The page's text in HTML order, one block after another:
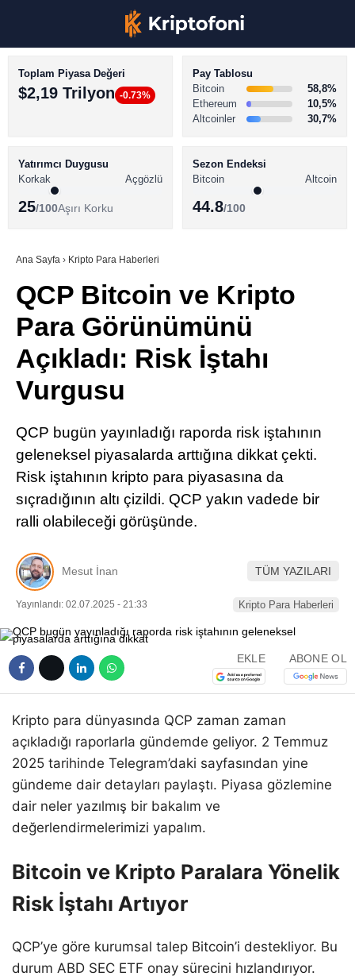
Youtube
TikTok
Telegram
BİTCOİN HABERLERİ
ALTCOİN HABERLERİ
SÖZLÜK
Toplam Piyasa Değeri
$2,19 Trilyon -0.73%
Pay Tablosu
Bitcoin
58,8%
Ethereum
10,5%
Altcoinler
30,7%
Yatırımcı Duygusu
Korkak
Açgözlü
25/100Aşırı Korku
Sezon Endeksi
Bitcoin
Altcoin
44.8/100
Ana Sayfa › Kripto Para Haberleri
QCP Bitcoin ve Kripto
Para Görünümünü
Açıkladı: Risk İştahı
Vurgusu
QCP bugün yayınladığı raporda risk iştahının
geleneksel piyasalarda arttığına dikkat çekti.
Risk iştahının kripto para piyasasına da
sıçradığının altı çizildi. QCP yakın vadede bir
ralli olabileceği görüşünde.
Mesut İnan TÜM YAZILARI
Yayınlandı: 02.07.2025 - 21:33 Kripto Para Haberleri
EKLE ABONE OL
Kripto para dünyasında QCP zaman zaman
açıkladığı raporlarla gündemde geliyor. 2 Temmuz
2025 tarihinde Telegram’daki sayfasından yine
gündeme dair detayları paylaştı. Piyasa gözlemine
dair neler yazılmış bir bakalım ve
değerlendirmelerimizi yapalım.
Bitcoin ve Kripto Paralara Yönelik
Risk İştahı Artıyor
QCP’ye göre kurumsal talep Bitcoin’i destekliyor. Bu
durum ABD SEC ETF onay sürecini hızlandırıyor.